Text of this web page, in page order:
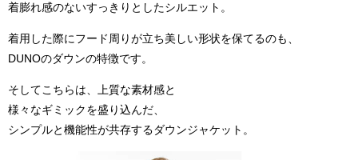
着膨れ感のないすっきりとしたシルエット。
着用した際にフード周りが立ち美しい形状を保てるのも、
DUNOのダウンの特徴です。
そしてこちらは、上質な素材感と
様々なギミックを盛り込んだ、
シンプルと機能性が共存するダウンジャケット。